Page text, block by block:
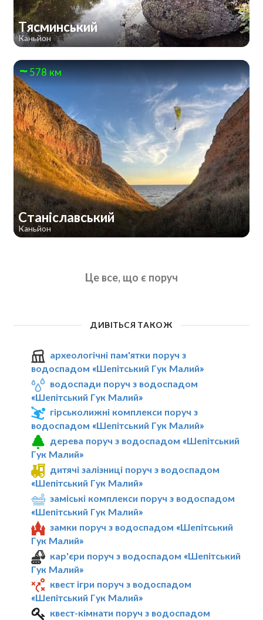
Тясминський
Каньйон
578 км
Станіславський
Каньйон
Це все, що є поруч
ДИВІТЬСЯ ТАКОЖ
археологічні пам'ятки поруч з
водоспадом «Шепітський Гук Малий»
водоспади поруч з водоспадом
«Шепітський Гук Малий»
гірськолижні комплекси поруч з
водоспадом «Шепітський Гук Малий»
дерева поруч з водоспадом «Шепітський
Гук Малий»
дитячі залізниці поруч з водоспадом
«Шепітський Гук Малий»
заміські комплекси поруч з водоспадом
«Шепітський Гук Малий»
замки поруч з водоспадом «Шепітський
Гук Малий»
кар'єри поруч з водоспадом «Шепітський
Гук Малий»
квест ігри поруч з водоспадом
«Шепітський Гук Малий»
квест-кімнати поруч з водоспадом